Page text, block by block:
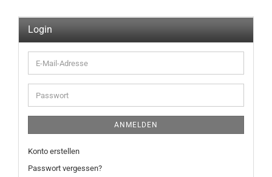
Login
E-
Mail-
Adresse
Passwort
ANMELDEN
Konto erstellen
Passwort vergessen?